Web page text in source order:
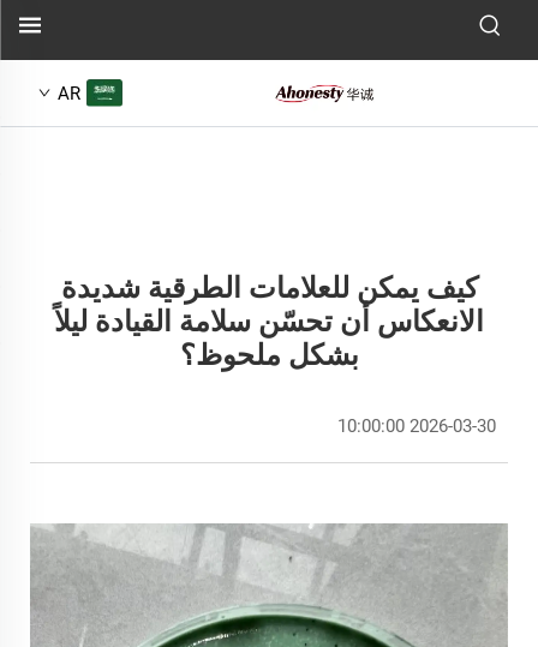
AR
كيف يمكن للعلامات الطرقية شديدة
الانعكاس أن تحسّن سلامة القيادة ليلاً
بشكل ملحوظ؟
2026-03-30 10:00:00